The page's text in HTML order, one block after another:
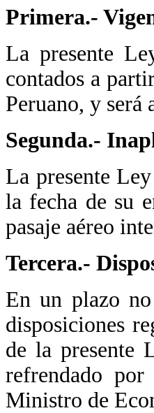
Primera.-
La presente
contados a
Peruano, y será
Segunda.-
La presente
la fecha de su
pasaje aéreo
Tercera.-
En un plazo
disposiciones
de la presente
refrendado
Ministro de